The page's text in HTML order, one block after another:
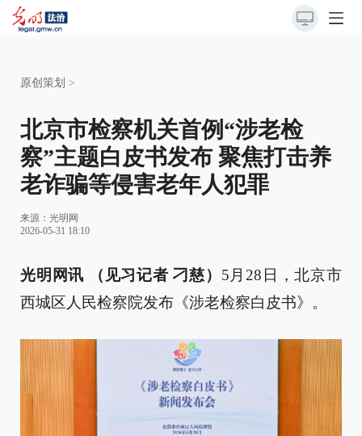
原创策划 >
北京市检察机关首例“涉老检
察”主题白皮书发布 聚焦打击养
老诈骗等侵害老年人犯罪
来源： 光明网
2026-05-31 18:10
光明网讯 （见习记者 刁慈） 5月28日，北京市
西城区人民检察院发布《涉老检察白皮书》。